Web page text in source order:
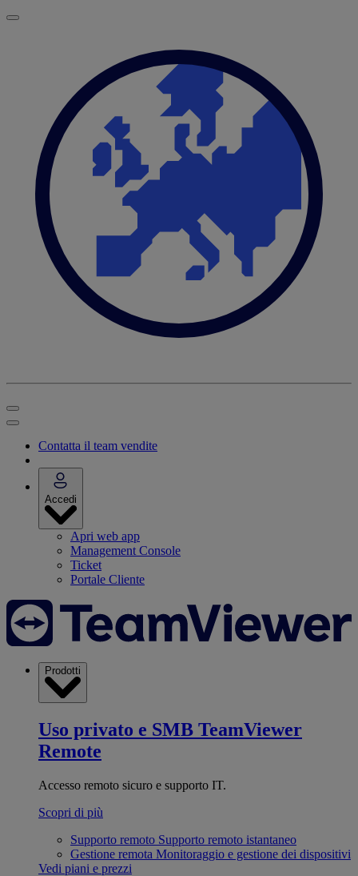
Contatta il team vendite
Accedi
Apri web app
Management Console
Ticket
Portale Cliente
Prodotti
Uso privato e SMB TeamViewer
Remote
Accesso remoto sicuro e supporto IT.
Scopri di più
Supporto remoto Supporto remoto istantaneo
Gestione remota Monitoraggio e gestione dei dispositivi
Vedi piani e prezzi